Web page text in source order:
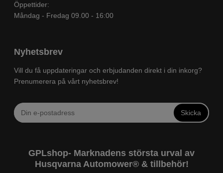
Öppettider:
Måndag - Fredag 09.00 - 16:00
Nyhetsbrev
Vill du få uppdateringar och erbjudanden direkt i din inkorg?
Prenumerera på vårt nyhetsbrev!
Skicka
GPLshop- Marknadens största urval av
Husqvarna Automower® & tillbehör!